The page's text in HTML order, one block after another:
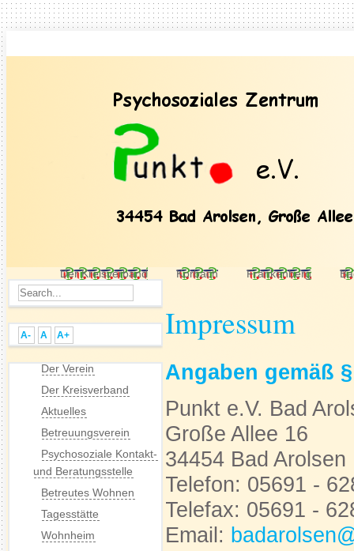
Der Kreisverband Korbach Frankenberg
Impressum
Angaben gemäß
Punkt e.V. Bad
Große Allee 16
34454 Bad Arolsen
Telefon: 05691 -
Telefax: 05691 -
Email:
A- A A+
Der Verein
Der Kreisverband
Aktuelles
Betreuungsverein
Psychosoziale Kontakt-
und Beratungsstelle
Betreutes Wohnen
Tagesstätte
Wohnheim